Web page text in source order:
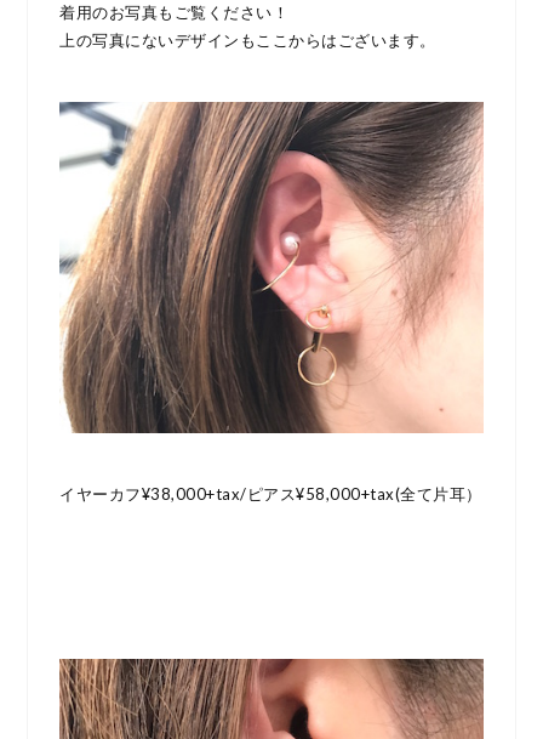
着用のお写真もご覧ください！
上の写真にないデザインもここからはございます。
イヤーカフ¥38,000+tax/ピアス¥58,000+tax(全て片耳）